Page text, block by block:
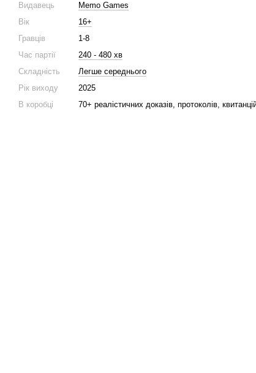
Видавець
Memo Games
Вік
16+
Гравців
1-8
Час партії
240 - 480 хв
Складність
Легше середнього
Рік виходу
2025
В коробці
70+ реалістичних доказів, протоколів,